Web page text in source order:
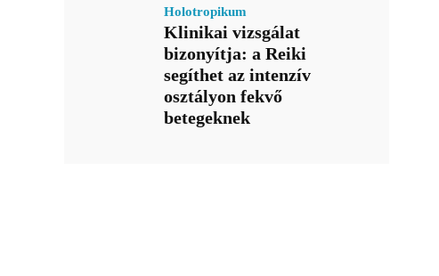
Holotropikum
Klinikai vizsgálat
bizonyítja: a Reiki
segíthet az intenzív
osztályon fekvő
betegeknek